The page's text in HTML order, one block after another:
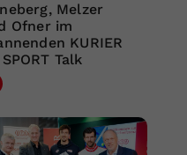
Melzer
Ofner im
KURIER
Talk